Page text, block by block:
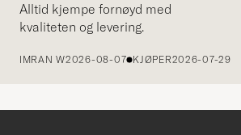
Alltid kjempe fornøyd med
kvaliteten og levering.
IMRAN W2026-08-07 KJØPER2026-07-29